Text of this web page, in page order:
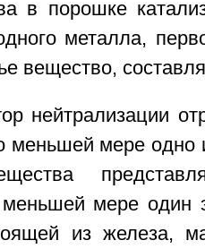
в порошке
металла,
вещество,
нейтрализации
меньшей мере одно
мере один
из железа,